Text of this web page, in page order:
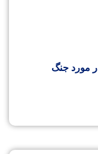
مورد جنگ